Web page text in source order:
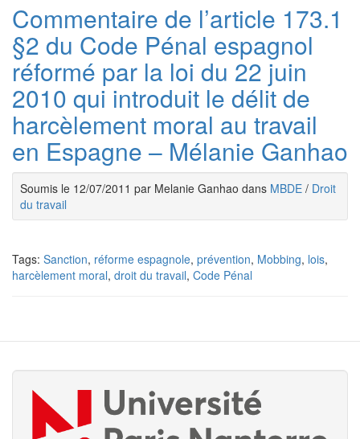
Commentaire de l’article 173.1
§2 du Code Pénal espagnol
réformé par la loi du 22 juin
2010 qui introduit le délit de
harcèlement moral au travail
en Espagne – Mélanie Ganhao
Soumis le 12/07/2011 par Melanie Ganhao dans MBDE / Droit
du travail
Tags: Sanction, réforme espagnole, prévention, Mobbing, lois,
harcèlement moral, droit du travail, Code Pénal